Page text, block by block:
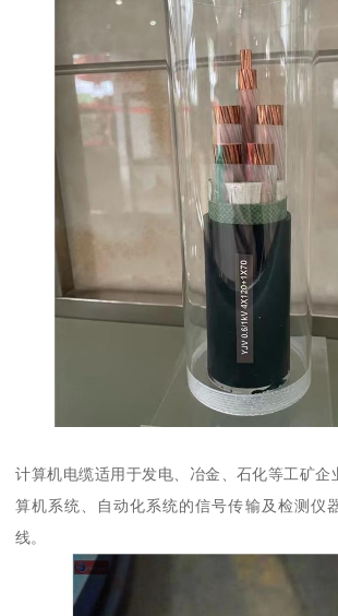
计算机电缆适用于发电、冶金、石化等工矿企
算机系统、自动化系统的信号传输及检测仪
线。